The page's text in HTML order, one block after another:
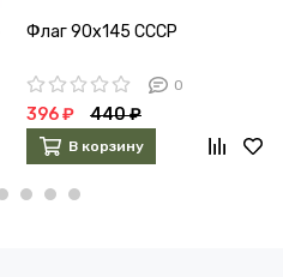
Флаг 90х145 СССР
0
396 ₽ 440 ₽
В корзину